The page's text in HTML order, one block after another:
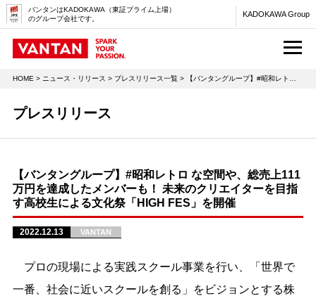
バンタンはKADOKAWA（東証プライム上場）
のグループ会社です。
KADOKAWA Group
HOME > ニュース・リリース > プレスリリース一覧 > 【バンタングループ】#昭和レトロ な空間や、総売上111万円を達成したメンバーも！ 未来のクリエイターを目指す高校生による文化祭「HIGH FES」を開催
プレスリリース
【バンタングループ】#昭和レトロ な空間や、総売上111
万円を達成したメンバーも！ 未来のクリエイターを目指
す高校生による文化祭「HIGH FES」を開催
2022.12.13 VANTAN
プロの現場による実践スクール事業を行い、「世界で
一番、社会に近いスクールを創る」をビジョンとする株